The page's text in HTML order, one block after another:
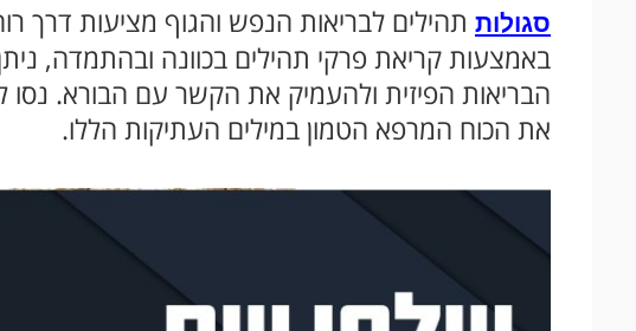
סגולות תהילים לבריאות הנפש והגוף מציעות דרך
באמצעות קריאת פרקי תהילים בכוונה ובהתמדה,
הבריאות הפיזית ולהעמיק את הקשר עם הבורא. נסו
את הכוח המרפא הטמון במילים העתיקות הללו.